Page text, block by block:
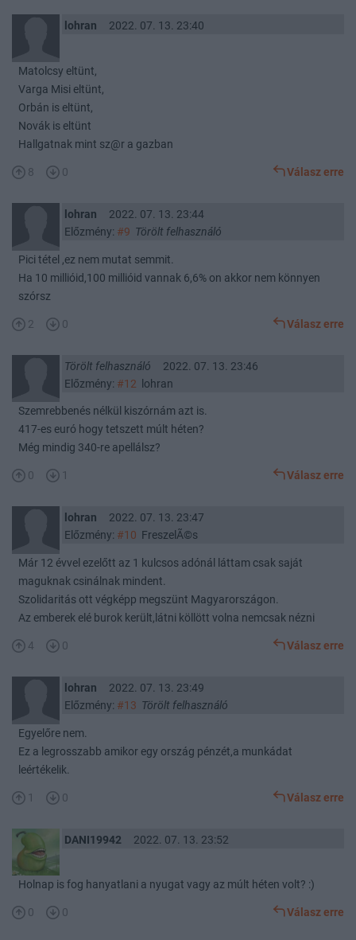
lohran 2022. 07. 13. 23:40
Matolcsy eltünt,
Varga Misi eltünt,
Orbán is eltünt,
Novák is eltünt
Hallgatnak mint sz@r a gazban
8 0 Válasz erre
lohran
2022. 07. 13. 23:44
Előzmény: #9 Törölt felhasználó
Pici tétel ,ez nem mutat semmit.
Ha 10 millióid,100 millióid vannak 6,6% on akkor nem könnyen
szórsz
2 0 Válasz erre
Törölt felhasználó
2022. 07. 13. 23:46
Előzmény: #12 lohran
Szemrebbenés nélkül kiszórnám azt is.
417-es euró hogy tetszett múlt héten?
Még mindig 340-re apellálsz?
0 1 Válasz erre
lohran
2022. 07. 13. 23:47
Előzmény: #10 FreszelÃ©s
Már 12 évvel ezelőtt az 1 kulcsos adónál láttam csak saját
maguknak csinálnak mindent.
Szolidaritás ott végképp megszünt Magyarországon.
Az emberek elé burok került,látni köllött volna nemcsak nézni
4 0 Válasz erre
lohran
2022. 07. 13. 23:49
Előzmény: #13 Törölt felhasználó
Egyelőre nem.
Ez a legrosszabb amikor egy ország pénzét,a munkádat
leértékelik.
1 0 Válasz erre
DANI19942 2022. 07. 13. 23:52
Holnap is fog hanyatlani a nyugat vagy az múlt héten volt? :)
0 0 Válasz erre